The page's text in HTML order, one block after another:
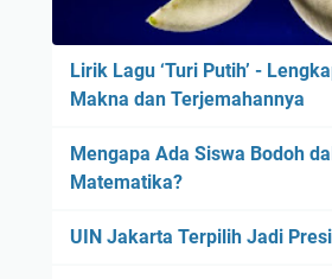
Lirik Lagu ‘Turi Putih’ -
Makna dan Terjemahannya
Mengapa Ada Siswa Bodoh
Matematika?
UIN Jakarta Terpilih Jadi